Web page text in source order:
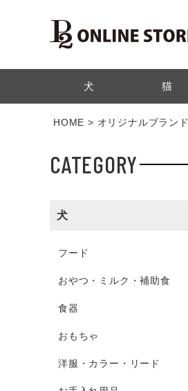
検索
犬 猫
HOME オリジナルブランド
CATEGORY
犬
フード
おやつ・ミルク・補助食
食器
おもちゃ
洋服・カラー・リード